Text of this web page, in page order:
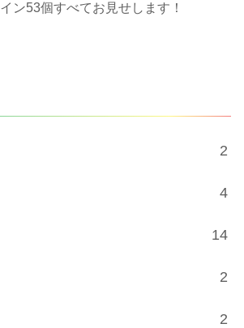
イン53個すべてお見せします！
2
4
14
2
2